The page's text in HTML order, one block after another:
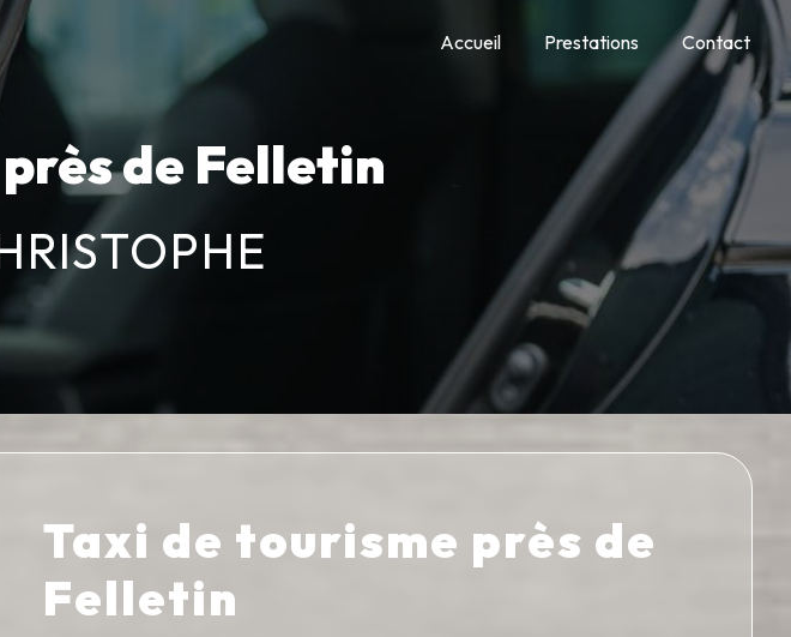
Accueil Prestations Contact
de Felletin
Taxi de tourisme près de
Felletin